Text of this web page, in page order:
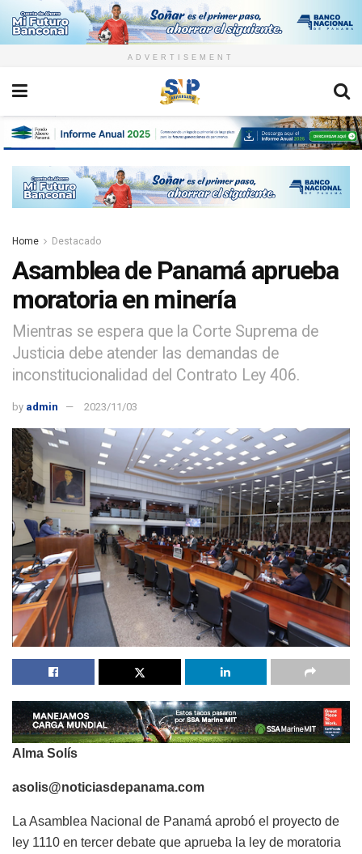
ADVERTISEMENT
Home Destacado
Asamblea de Panamá aprueba
moratoria en minería
Mientras se espera que la Corte Suprema de
Justicia debe atender las demandas de
inconstitucionalidad del Contrato Ley 406.
by admin 2023/11/03
Alma Solís
asolis@noticiasdepanama.com
La Asamblea Nacional de Panamá aprobó el proyecto de
ley 1110 en tercer debate que aprueba la ley de moratoria